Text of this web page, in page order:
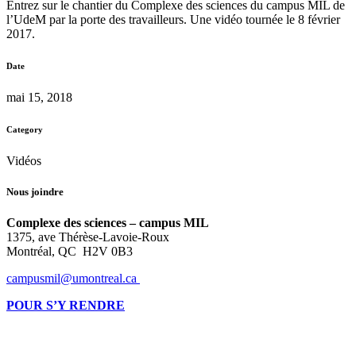
Entrez sur le chantier du Complexe des sciences du campus MIL de
l’UdeM par la porte des travailleurs. Une vidéo tournée le 8 février
2017.
Date
mai 15, 2018
Category
Vidéos
Nous joindre
Complexe des sciences – campus MIL
1375, ave Thérèse-Lavoie-Roux
Montréal, QC H2V 0B3
campusmil@umontreal.ca
POUR S’Y RENDRE